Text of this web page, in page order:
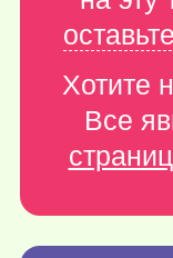
Хотите
Все